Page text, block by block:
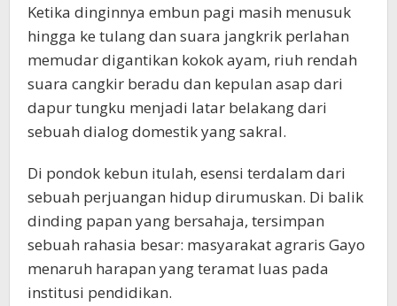
Ketika dinginnya embun pagi masih menusuk
hingga ke tulang dan suara jangkrik perlahan
memudar digantikan kokok ayam, riuh rendah
suara cangkir beradu dan kepulan asap dari
dapur tungku menjadi latar belakang dari
sebuah dialog domestik yang sakral.
Di pondok kebun itulah, esensi terdalam dari
sebuah perjuangan hidup dirumuskan. Di balik
dinding papan yang bersahaja, tersimpan
sebuah rahasia besar: masyarakat agraris Gayo
menaruh harapan yang teramat luas pada
institusi pendidikan.